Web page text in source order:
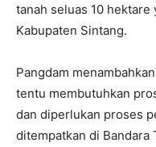
tanah seluas 10
Kabupaten Sintang.
Pangdam
tentu membutuhkan
dan diperlukan proses
ditempatkan di Bandara